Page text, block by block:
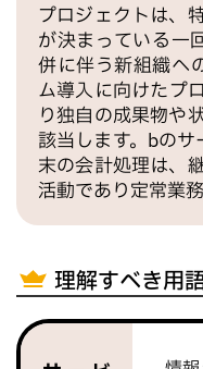
プロジェクトは、
が決まっている一
併に伴う新組織へ
ム導入に向けたプ
り独自の成果物や
該当します。bの
末の会計処理は、
活動であり定常業務
理解すべき用